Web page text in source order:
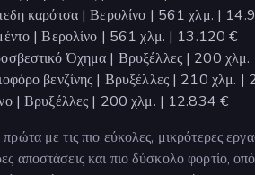
καρότσα | Βερολίνο | 561 χλμ. |
| Βερολίνο | 561 χλμ. | 13.120 €
Όχημα | Βρυξέλλες | 200
βενζίνης | Βρυξέλλες | 210 χλμ.
| Βρυξέλλες | 200 χλμ. | 12.834 €
με τις πιο εύκολες, μικρότερες
αποστάσεις και πιο δύσκολο φορτίο,